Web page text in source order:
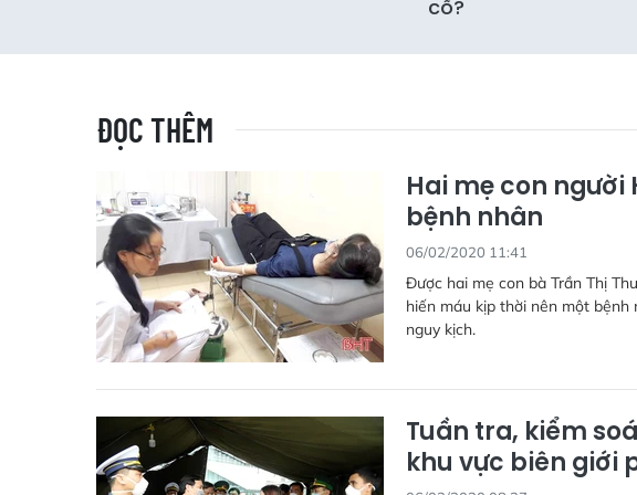
cổ?
ĐỌC THÊM
Hai mẹ con
bệnh nhân
06/02/2020 11:41
Được hai mẹ con bà Trần Thị
hiến máu kịp thời nên một
nguy kịch.
Tuần tra, kiểm
khu vực biên giới